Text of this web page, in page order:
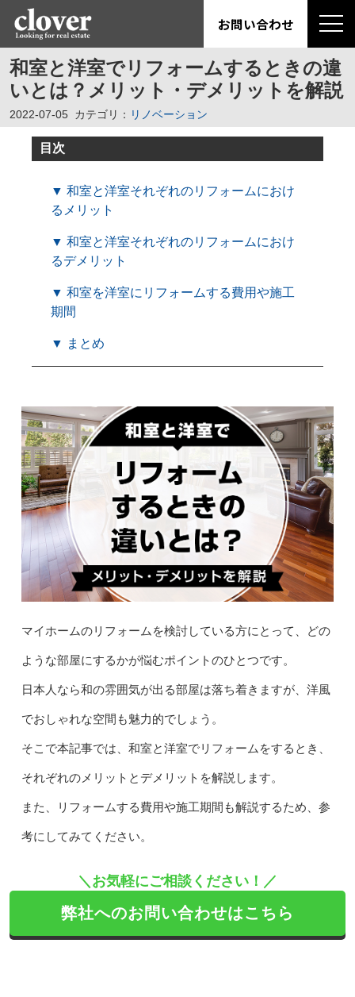
お問い合わせ
和室と洋室でリフォームするときの違
いとは？メリット・デメリットを解説
2022-07-05 カテゴリ： リノベーション
目次
▼ 和室と洋室それぞれのリフォームにおけ
るメリット
▼ 和室と洋室それぞれのリフォームにおけ
るデメリット
▼ 和室を洋室にリフォームする費用や施工
期間
▼ まとめ
マイホームのリフォームを検討している方にとって、どの
ような部屋にするかが悩むポイントのひとつです。
日本人なら和の雰囲気が出る部屋は落ち着きますが、洋風
でおしゃれな空間も魅力的でしょう。
そこで本記事では、和室と洋室でリフォームをするとき、
それぞれのメリットとデメリットを解説します。
また、リフォームする費用や施工期間も解説するため、参
考にしてみてください。
＼お気軽にご相談ください！／
弊社へのお問い合わせはこちら